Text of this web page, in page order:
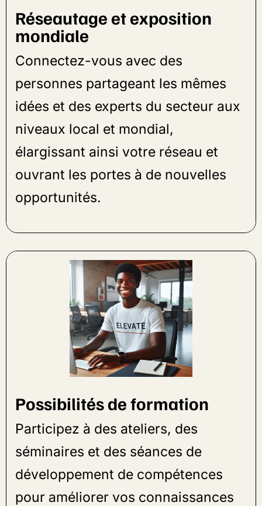
Réseautage et exposition
mondiale
Connectez-vous avec des
personnes partageant les mêmes
idées et des experts du secteur aux
niveaux local et mondial,
élargissant ainsi votre réseau et
ouvrant les portes à de nouvelles
opportunités.
Possibilités de formation
Participez à des ateliers, des
séminaires et des séances de
développement de compétences
pour améliorer vos connaissances